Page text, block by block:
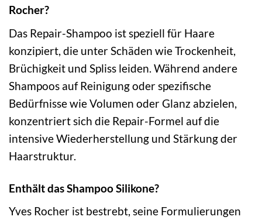
Rocher?
Das Repair-Shampoo ist speziell für Haare
konzipiert, die unter Schäden wie Trockenheit,
Brüchigkeit und Spliss leiden. Während andere
Shampoos auf Reinigung oder spezifische
Bedürfnisse wie Volumen oder Glanz abzielen,
konzentriert sich die Repair-Formel auf die
intensive Wiederherstellung und Stärkung der
Haarstruktur.
Enthält das Shampoo Silikone?
Yves Rocher ist bestrebt, seine Formulierungen